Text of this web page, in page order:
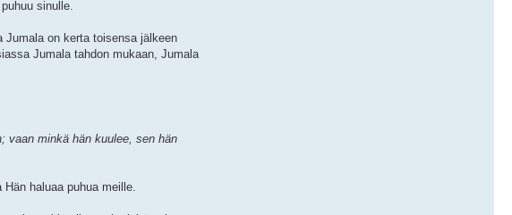
sinulle.
on kerta toisensa jälkeen
Jumala tahdon mukaan, Jumala
vaan minkä hän kuulee, sen hän
haluaa puhua meille.